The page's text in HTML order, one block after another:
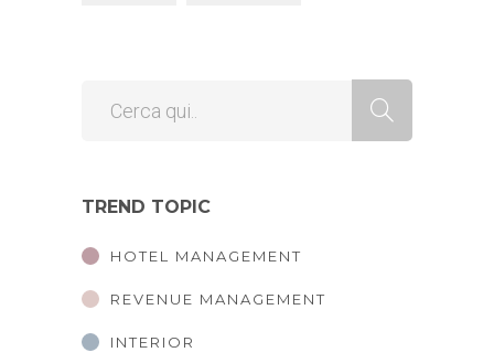
TREND TOPIC
HOTEL MANAGEMENT
REVENUE MANAGEMENT
INTERIOR